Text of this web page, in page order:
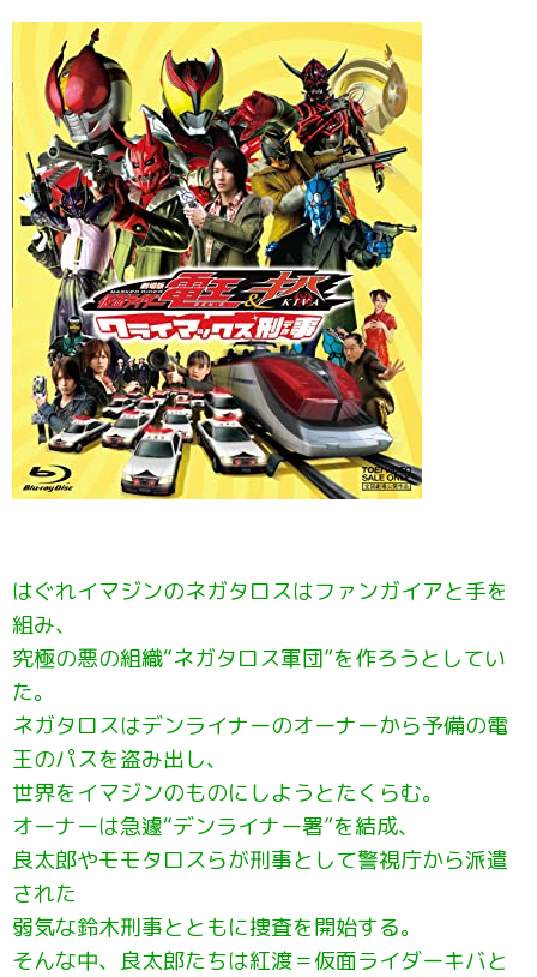
はぐれイマジンのネガタロスはファンガイアと手を
組み、
究極の悪の組織“ネガタロス軍団”を作ろうとしてい
た。
ネガタロスはデンライナーのオーナーから予備の電
王のパスを盗み出し、
世界をイマジンのものにしようとたくらむ。
オーナーは急遽“デンライナー署”を結成、
良太郎やモモタロスらが刑事として警視庁から派遣
された
弱気な鈴木刑事とともに捜査を開始する。
そんな中、良太郎たちは紅渡＝仮面ライダーキバと